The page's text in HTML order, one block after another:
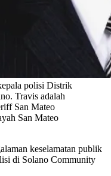
polisi Distrik
Travis adalah
San Mateo
San Mateo
keselamatan publik
di Solano Community